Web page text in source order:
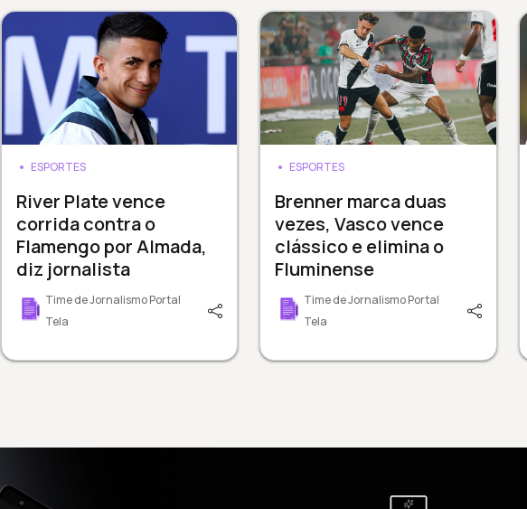
ESPORTES
River Plate vence
corrida contra o
Flamengo por Almada,
diz jornalista
Time de Jornalismo Portal
Tela
ESPORTES
Brenner marca duas
vezes, Vasco vence
clássico e elimina o
Fluminense
Time de Jornalismo Portal
Tela